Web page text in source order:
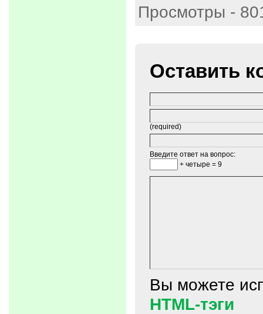
Просмотры -
Оставить
(required)
Введите ответ на вопрос:
+ четыре = 9
Вы можете
HTML-тэги